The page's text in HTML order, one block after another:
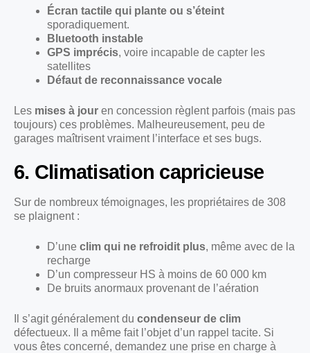
Écran tactile qui plante ou s’éteint
sporadiquement.
Bluetooth instable
GPS imprécis, voire incapable de capter les
satellites
Défaut de reconnaissance vocale
Les mises à jour en concession règlent parfois (mais pas
toujours) ces problèmes. Malheureusement, peu de
garages maîtrisent vraiment l’interface et ses bugs.
6. Climatisation capricieuse
Sur de nombreux témoignages, les propriétaires de 308
se plaignent :
D’une clim qui ne refroidit plus, même avec de la
recharge
D’un compresseur HS à moins de 60 000 km
De bruits anormaux provenant de l’aération
Il s’agit généralement du condenseur de clim
défectueux. Il a même fait l’objet d’un rappel tacite. Si
vous êtes concerné, demandez une prise en charge à